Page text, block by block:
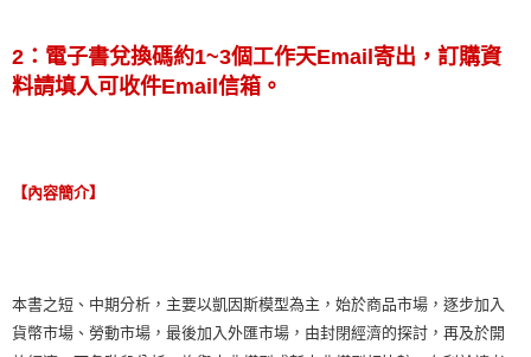
2：電子書兌換碼約1~3個工作天Email寄出，訂購資
料請填入可收件Email信箱。
【內容簡介】
本書之短、中期分析，主要以凱因斯模型為主，始於商品市場，逐步加入
貨幣市場、勞動市場，最後加入外匯市場，由封閉經濟的探討，再及於開